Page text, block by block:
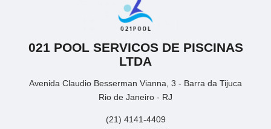
021 POOL SERVICOS DE PISCINAS
LTDA
Avenida Claudio Besserman Vianna, 3 - Barra da Tijuca
Rio de Janeiro - RJ
(21) 4141-4409